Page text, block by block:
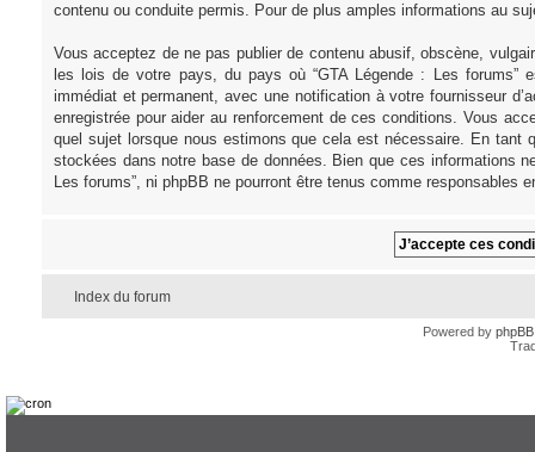
contenu ou conduite permis. Pour de plus amples informations au
Vous acceptez de ne pas publier de contenu abusif, obscène,
les lois de votre pays, du pays où “GTA Légende : Les
immédiat et permanent, avec une notification à votre fournisseur
enregistrée pour aider au renforcement de ces conditions. Vous
quel sujet lorsque nous estimons que cela est nécessaire. En tant
stockées dans notre base de données. Bien que ces informations
Les forums”, ni phpBB ne pourront être tenus comme
Index du forum
Powered by phpBB